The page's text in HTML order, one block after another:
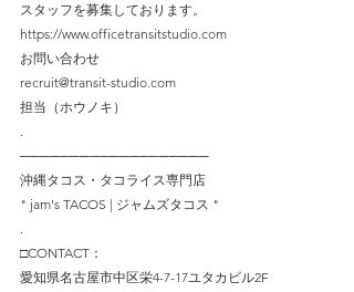
スタッフを募集しております。
https://www.officetransitstudio.com
お問い合わせ
recruit@transit-studio.com
担当（ホウノキ）
.
───────────────────
沖縄タコス・タコライス専門店
" jam's TACOS | ジャムズタコス "
.
□CONTACT：
愛知県名古屋市中区栄4-7-17ユタカビル2F